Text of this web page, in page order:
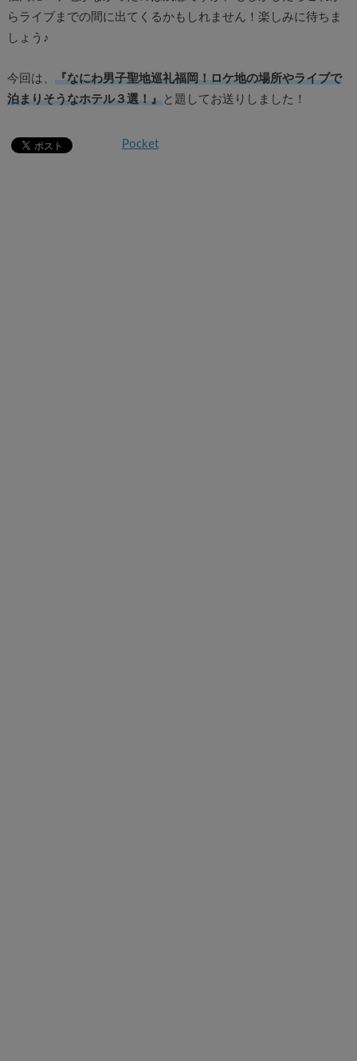
らライブまでの間に出てくるかもしれません！楽しみに待ちま
しょう♪
今回は、 『なにわ男子聖地巡礼福岡！ロケ地の場所やライブで
泊まりそうなホテル３選！』と題してお送りしました！
Pocket